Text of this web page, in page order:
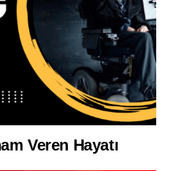
Veren Hayatı